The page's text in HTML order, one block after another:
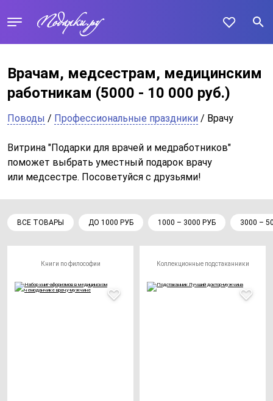
Врачам, медсестрам, медицинским
работникам (5000 - 10 000 руб.)
Поводы / Профессиональные праздники / Врачу
Витрина "Подарки для врачей и медработников"
поможет выбрать уместный подарок врачу
или медсестре. Посоветуйся с друзьями!
ВСЕ ТОВАРЫ ДО 1000 РУБ 1000 – 3000 РУБ 3000 –
Книги по философии Коллекционные подстаканники